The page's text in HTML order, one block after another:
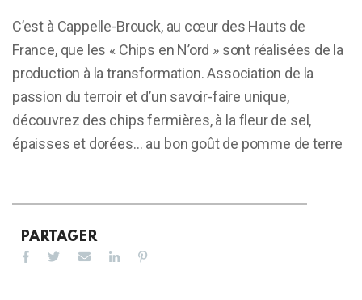
C’est à Cappelle-Brouck, au cœur des Hauts de
France, que les « Chips en N’ord » sont réalisées de la
production à la transformation. Association de la
passion du terroir et d’un savoir-faire unique,
découvrez des chips fermières, à la fleur de sel,
épaisses et dorées… au bon goût de pomme de terre
PARTAGER